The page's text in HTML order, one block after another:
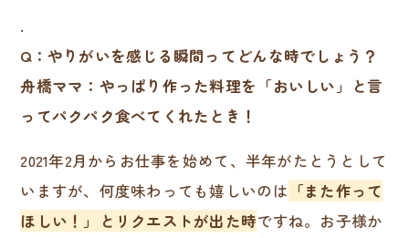
.
Q：やりがいを感じる瞬間ってどんな時でしょう？
舟橋ママ：やっぱり作った料理を「おいしい」と言
ってパクパク食べてくれたとき！
2021年2月からお仕事を始めて、半年がたとうとして
いますが、何度味わっても嬉しいのは 「また作って
ほしい！」とリクエストが出た時ですね。お子様か